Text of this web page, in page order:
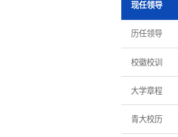
现任领导
历任领导
校徽校训
大学章程
青大校历